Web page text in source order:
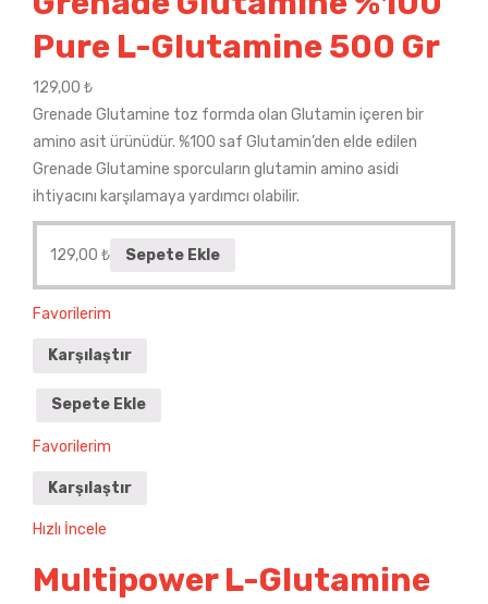
Pure L-Glutamine 500 Gr
129,00 ₺
Grenade Glutamine toz formda olan Glutamin içeren bir
amino asit ürünüdür. %100 saf Glutamin’den elde edilen
Grenade Glutamine sporcuların glutamin amino asidi
ihtiyacını karşılamaya yardımcı olabilir.
129,00 ₺ Sepete Ekle
Favorilerim
Karşılaştır
Sepete Ekle
Favorilerim
Karşılaştır
Hızlı İncele
Multipower L-Glutamine